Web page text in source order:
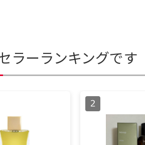
ラーランキングです